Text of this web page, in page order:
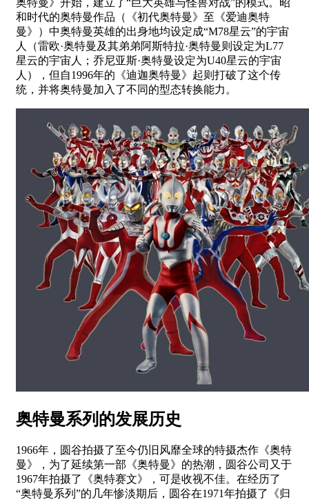
和时代的奥特曼作品（《初代奥特曼》至《爱迪奥特
曼》）中奥特曼英雄的出身地均设定成“M78星云”的宇宙
人（雷欧·奥特曼及其弟弟阿斯特拉·奥特曼则设定为L77
星云的宇宙人；乔尼亚斯·奥特曼设定为U40星云的宇宙
人），但自1996年的《迪迦奥特曼》起则打破了这个传
统，并将奥特曼加入了不同的型态转换能力。
奥特曼系列的发展历史
1966年，圆谷拍摄了至今仍旧风靡全球的特摄杰作《奥特
曼》，为了延续第一部《奥特曼》的热潮，圆谷公司又于
1967年拍摄了《奥特赛文》，可是收视不佳。在经历了
“奥特曼系列”的几年惨淡期后，圆谷在1971年拍摄了《归